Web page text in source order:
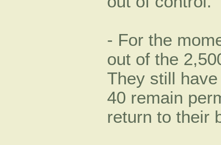
- For the
out of the
They still
40 remain
return to their